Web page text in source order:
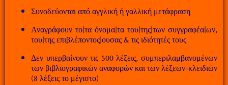
Συνοδεύονται από αγγλική ή γαλλική μετάφραση
Αναγράφουν το|τα όνομα|τα του|της|των συγγραφέα|ων,
του|της επιβλέποντος|ουσας & τις ιδιότητές τους
Δεν υπερβαίνουν τις 500 λέξεις, συμπεριλαμβανομένων
των βιβλιογραφικών αναφορών και των λέξεων-κλειδιών
(8 λέξεις το μέγιστο)